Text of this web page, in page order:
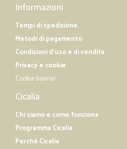
Informazioni
Tempi di spedizione
Metodi di pagamento
Condizioni d'uso e di vendita
Privacy e cookie
Cookie banner
Cicalia
Chi siamo e come funziona
Programma Cicalia
Perché Cicalia